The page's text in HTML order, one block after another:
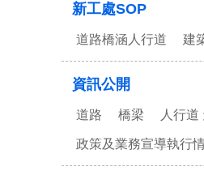
新工處SOP
道路橋涵人行道 建
資訊公開
道路 橋梁 人行道
政策及業務宣導執行